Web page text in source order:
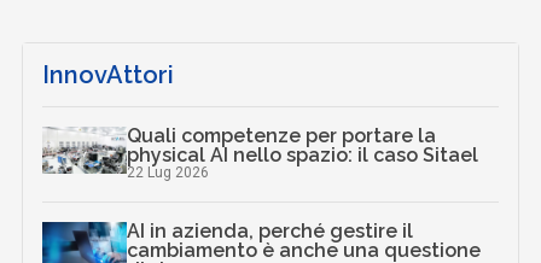
InnovAttori
Quali competenze per portare la
physical AI nello spazio: il caso Sitael
22 Lug 2026
AI in azienda, perché gestire il
cambiamento è anche una questione